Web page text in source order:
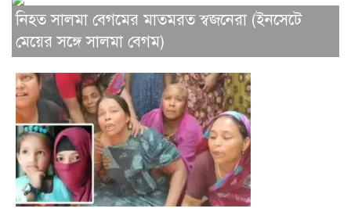
নিহত সালমা বেগমের মাতমরত স্বজনেরা (ইনসেটে
মেয়ের সঙ্গে সালমা বেগম)